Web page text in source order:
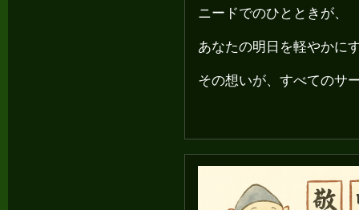
ニードでのひとときが、
あなたの明日を軽やかに
その想いが、すべてのサ